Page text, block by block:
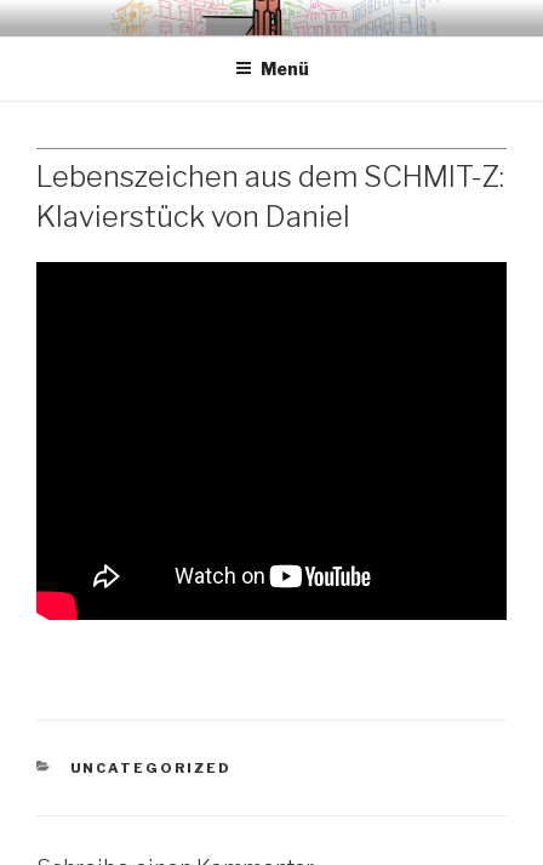
Zum
Inhalt
.sredna – anders.
Menü
Lebenszeichen aus dem SCHMIT-Z:
Klavierstück von Daniel
KATEGORIEN
UNCATEGORIZED